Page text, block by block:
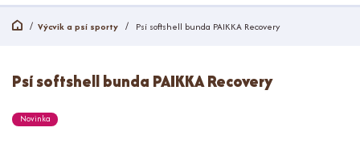
Výcvik a psí sporty Psí softshell bunda PAIKKA Recovery
Psí softshell bunda PAIKKA Recovery
Novinka